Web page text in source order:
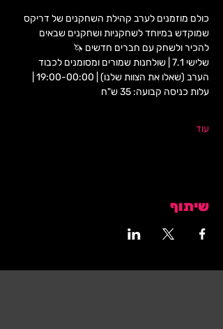
כולם מוזמנים לערב קהילת השחקנים של דריקס
שמוקדש במיוחד לשחקניות ושחקנים שבאים
להכיר ולשחק עם חברים חדשים 🦄
שלישי 7.1 | שולחנות שמורים ומסומנים לכבוד
עלות כניסה קבועה: 35 ש"ח
עוד
שיתוף